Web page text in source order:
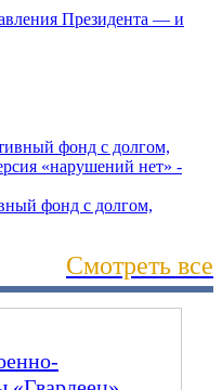
Президента — и
фонд с долгом,
Смотреть все